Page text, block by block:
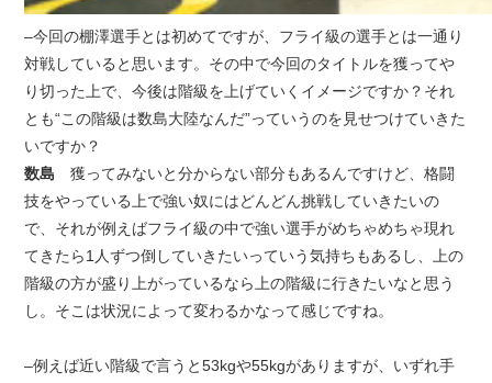
–今回の棚澤選手とは初めてですが、フライ級の選手とは一通り
対戦していると思います。その中で今回のタイトルを獲ってや
り切った上で、今後は階級を上げていくイメージですか？それ
とも“この階級は数島大陸なんだ”っていうのを見せつけていきた
いですか？
数島 獲ってみないと分からない部分もあるんですけど、格闘
技をやっている上で強い奴にはどんどん挑戦していきたいの
で、それが例えばフライ級の中で強い選手がめちゃめちゃ現れ
てきたら1人ずつ倒していきたいっていう気持ちもあるし、上の
階級の方が盛り上がっているなら上の階級に行きたいなと思う
し。そこは状況によって変わるかなって感じですね。
–例えば近い階級で言うと53kgや55kgがありますが、いずれ手